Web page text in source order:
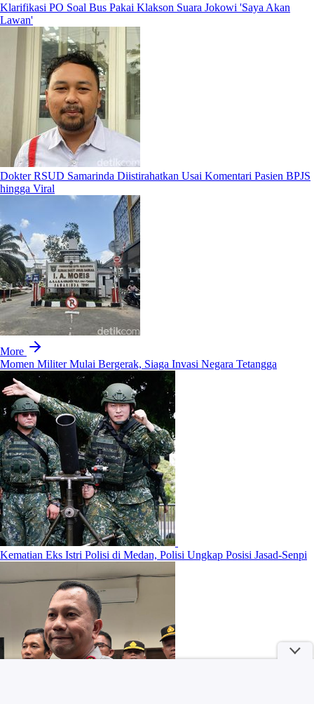
Klarifikasi PO Soal Bus Pakai Klakson Suara Jokowi 'Saya Akan
Lawan'
Dokter RSUD Samarinda Diistirahatkan Usai Komentari Pasien BPJS
hingga Viral
More
Momen Militer Mulai Bergerak, Siaga Invasi Negara Tetangga
Kematian Eks Istri Polisi di Medan, Polisi Ungkap Posisi Jasad-Senpi